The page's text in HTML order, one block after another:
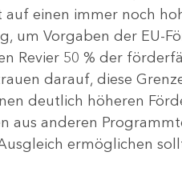
einen immer noch
um Vorgaben der EU-
Revier 50 % der
darauf, diese
deutlich höheren
aus anderen
ermöglichen